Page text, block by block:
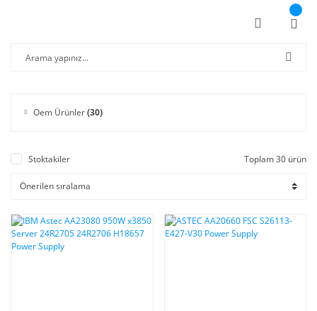
Oem Ürünler(30)
Stoktakiler Toplam 30 ürün